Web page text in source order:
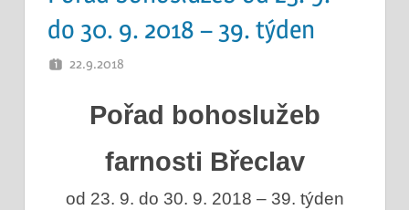
do 30. 9. 2018 – 39. týden
22.9.2018
Pořad bohoslužeb
farnosti Břeclav
od 23. 9. do 30. 9. 2018 – 39. týden